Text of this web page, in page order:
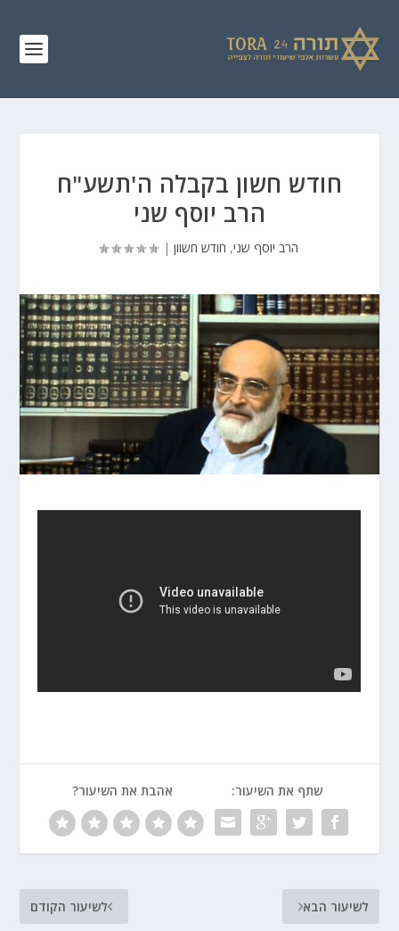
חודש חשון בקבלה ה'תשע"ח
הרב יוסף שני
הרב יוסף שני, חודש חשוון |
שתף את השיעור: אהבת את השיעור?
לשיעור הקודם לשיעור הבא